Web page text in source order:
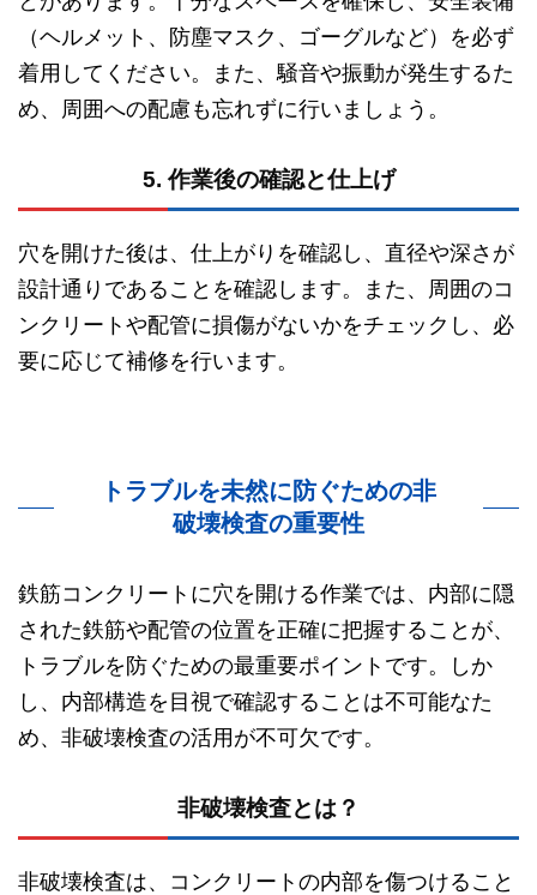
（ヘルメット、防塵マスク、ゴーグルなど）を必ず
着用してください。また、騒音や振動が発生するた
め、周囲への配慮も忘れずに行いましょう。
5. 作業後の確認と仕上げ
穴を開けた後は、仕上がりを確認し、直径や深さが
設計通りであることを確認します。また、周囲のコ
ンクリートや配管に損傷がないかをチェックし、必
要に応じて補修を行います。
トラブルを未然に防ぐための非
破壊検査の重要性
鉄筋コンクリートに穴を開ける作業では、内部に隠
された鉄筋や配管の位置を正確に把握することが、
トラブルを防ぐための最重要ポイントです。しか
し、内部構造を目視で確認することは不可能なた
め、非破壊検査の活用が不可欠です。
非破壊検査とは？
非破壊検査は、コンクリートの内部を傷つけること